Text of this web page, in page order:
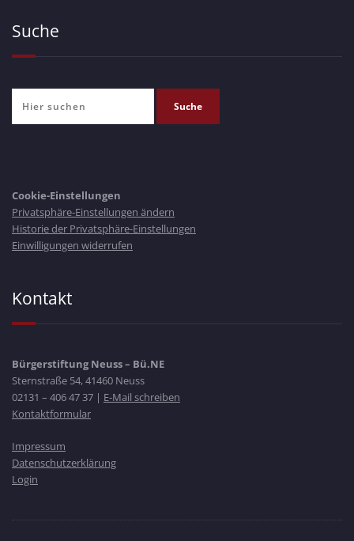
Suche
Cookie-Einstellungen
Privatsphäre-Einstellungen ändern
Historie der Privatsphäre-Einstellungen
Einwilligungen widerrufen
Kontakt
Bürgerstiftung Neuss – Bü.NE
Sternstraße 54, 41460 Neuss
02131 – 406 47 37 | E-Mail schreiben
Kontaktformular
Impressum
Datenschutzerklärung
Login